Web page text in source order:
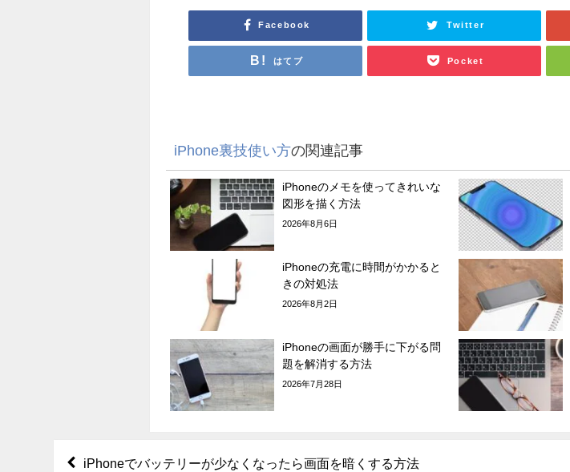
Facebook Twitter
はてブ Pocket
iPhone裏技使い方の関連記事
iPhoneのメモを使ってきれいな
図形を描く方法
2026年8月6日
iPhoneの充電に時間がかかると
きの対処法
2026年8月2日
iPhoneの画面が勝手に下がる問
題を解消する方法
2026年7月28日
iPhoneでバッテリーが少なくなったら画面を暗くする方法